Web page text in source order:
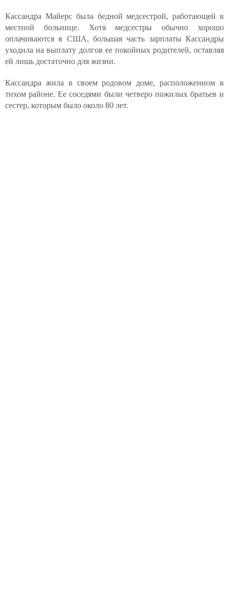
Кассандра Майерс была бедной медсестрой, работающей в
местной больнице. Хотя медсестры обычно хорошо
оплачиваются в США, большая часть зарплаты Кассандры
уходила на выплату долгов ее покойных родителей, оставляя
ей лишь достаточно для жизни.
Кассандра жила в своем родовом доме, расположенном в
тихом районе. Ее соседями были четверо пожилых братьев и
сестер, которым было около 80 лет.